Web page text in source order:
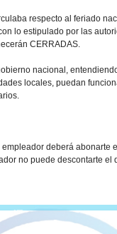
respecto al feriado
lo estipulado por las
CERRADAS.
nacional,
locales, puedan
deberá abonarte
no puede descontarte el